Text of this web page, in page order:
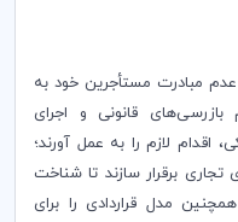
عدم مبادرت مستأجرین خود به
بازرسی‌های قانونی و اجرای
اقدام لازم را به عمل آورند؛
برقرار سازند تا شناخت
مدل قراردادی را برای